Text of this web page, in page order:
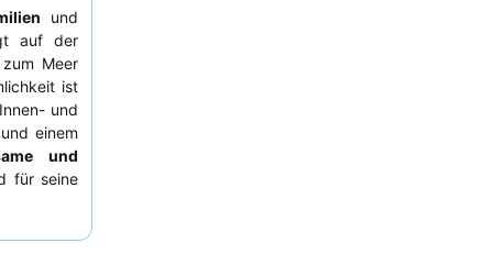
und
auf der
Meer
ist
und
einem
und
für seine
um